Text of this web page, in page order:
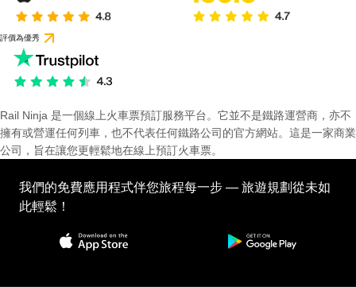
評價為優秀
Rail Ninja 是一個線上火車票預訂服務平台。它並不是鐵路運營商，亦不
擁有或營運任何列車，也不代表任何鐵路公司的官方網站。這是一家商業
公司，旨在讓您更輕鬆地在線上預訂火車票。
我們的免費應用程式伴您旅程每一步 — 旅遊規劃從未如
此輕鬆！